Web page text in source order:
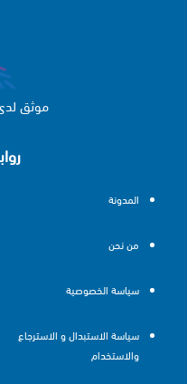
المدونة
من نحن
سياسة الخصوصية
سياسة الاستبدال و الاسترجاع
والاستخدام
موثق